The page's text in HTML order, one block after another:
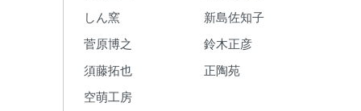
しん窯
新島佐知子
菅原博之
鈴木正彦
須藤拓也
正陶苑
空萌工房